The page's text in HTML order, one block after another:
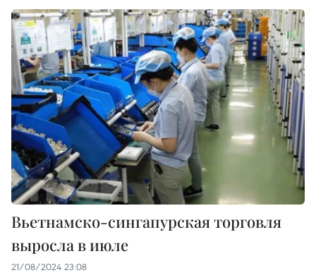
Вьетнамско-сингапурская торговля
выросла в июле
21/08/2024 23:08